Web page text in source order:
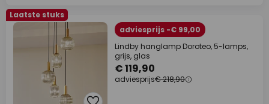
Laatste stuks
adviesprijs -€ 99,00
Lindby hanglamp Doroteo, 5-lamps,
grijs, glas
€ 119,90
adviesprijs€ 218,90